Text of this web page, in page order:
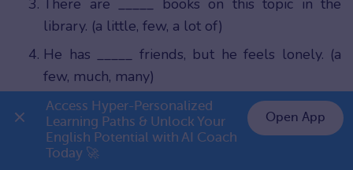
There are _____ books on this topic in the
library. (a little, few, a lot of)
He has _____ friends, but he feels lonely. (a
few, much, many)
I need _____ sugar to make this cake. (a little, a
few, many)
_____ students failed the exam. (Much, Many,
👉 Premium 1 năm chỉ 799K
Access Hyper-Personalized
Learning Paths & Unlock Your
English Potential with AI Coach
Today 🚀
Open App